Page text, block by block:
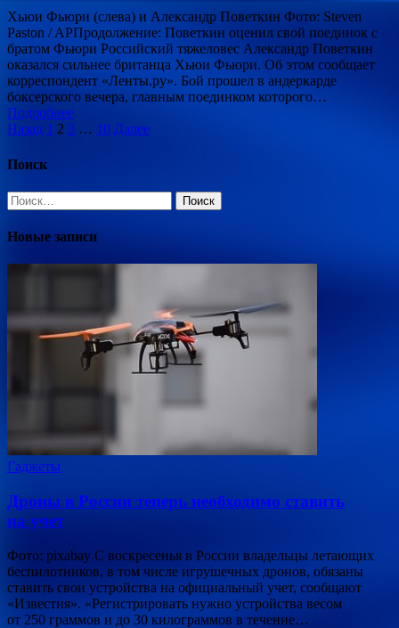
Хьюи Фьюри (слева) и Александр Поветкин Фото: Steven
Paston / APПродолжение: Поветкин оценил свой поединок с
братом Фьюри Российский тяжеловес Александр Поветкин
оказался сильнее британца Хьюи Фьюри. Об этом сообщает
корреспондент «Ленты.ру». Бой прошел в андеркарде
боксерского вечера, главным поединком которого…
Подробнее
Пагинация
записей
Назад 1 2 3 … 10 Далее
Поиск
Найти:
Новые записи
Гаджеты
Дроны в России теперь необходимо ставить
на учет
Фото: pixabay С воскресенья в России владельцы летающих
беспилотников, в том числе игрушечных дронов, обязаны
ставить свои устройства на официальный учет, сообщают
«Известия». «Регистрировать нужно устройства весом
от 250 граммов и до 30 килограммов в течение…